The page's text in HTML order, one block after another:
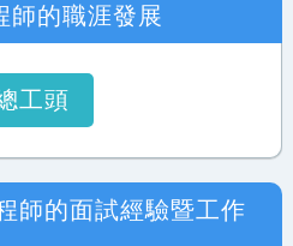
師的職涯發展
工頭
師的面試經驗暨工作